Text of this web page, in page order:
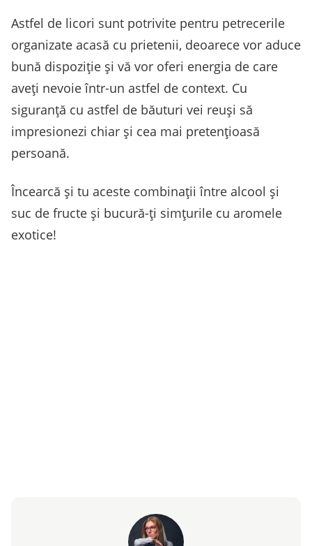
Astfel de licori sunt potrivite pentru petrecerile
organizate acasă cu prietenii, deoarece vor aduce
bună dispoziție și vă vor oferi energia de care
aveți nevoie într-un astfel de context. Cu
siguranță cu astfel de băuturi vei reuși să
impresionezi chiar și cea mai pretențioasă
persoană.
Încearcă și tu aceste combinații între alcool și
suc de fructe și bucură-ți simțurile cu aromele
exotice!